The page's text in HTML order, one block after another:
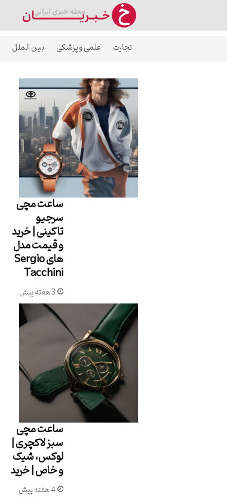
تجارت علمی و پزشکی بین الملل
ساعت مچی
سرجیو
تاکینی | خرید
و قیمت مدل
های Sergio
Tacchini
3 هفته پیش
ساعت مچی
سبز لاکچری |
لوکس، شیک
و خاص | خرید
4 هفته پیش